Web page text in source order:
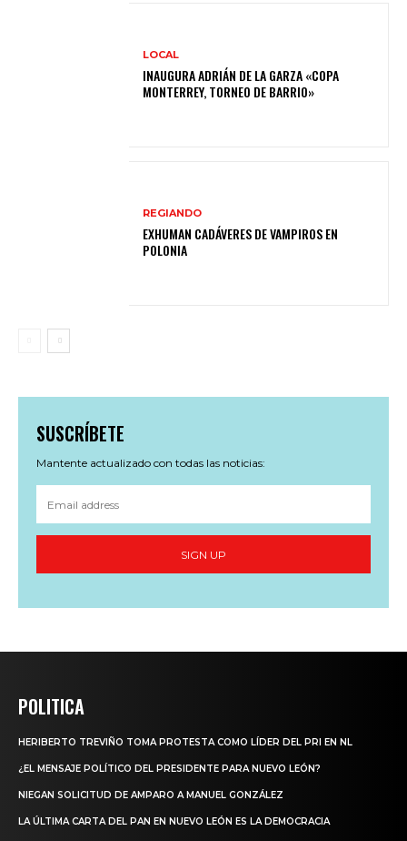
LOCAL
INAUGURA ADRIÁN DE LA GARZA «COPA
MONTERREY, TORNEO DE BARRIO»
REGIANDO
EXHUMAN CADÁVERES DE VAMPIROS EN
POLONIA
SUSCRÍBETE
Mantente actualizado con todas las noticias:
SIGN UP
POLITICA
HERIBERTO TREVIÑO TOMA PROTESTA COMO LÍDER DEL PRI EN NL
¿EL MENSAJE POLÍTICO DEL PRESIDENTE PARA NUEVO LEÓN?
NIEGAN SOLICITUD DE AMPARO A MANUEL GONZÁLEZ
LA ÚLTIMA CARTA DEL PAN EN NUEVO LEÓN ES LA DEMOCRACIA